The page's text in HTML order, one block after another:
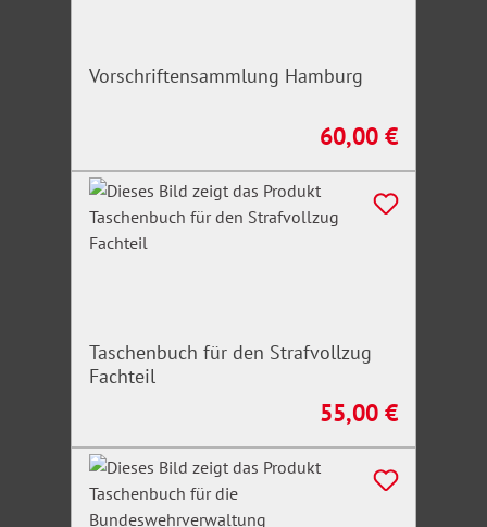
Vorschriftensammlung Hamburg
Regulärer Preis:
60,00 €
Taschenbuch für den Strafvollzug
Fachteil
Regulärer Preis:
55,00 €